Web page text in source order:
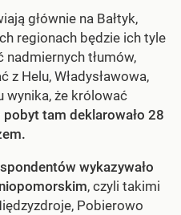
głównie na Bałtyk,
regionach będzie ich tyle
tłumów,
z Helu, Władysławowa,
wynika, że królować
pobyt tam deklarowało 28
wykazywało
, czyli takimi
Pobierowo